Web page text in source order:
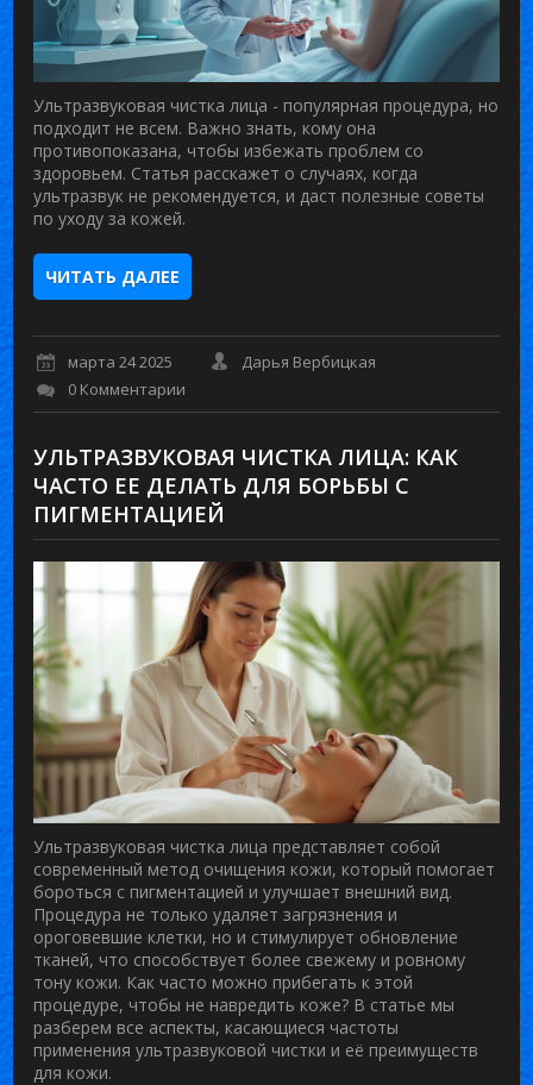
Ультразвуковая чистка лица - популярная процедура, но
подходит не всем. Важно знать, кому она
противопоказана, чтобы избежать проблем со
здоровьем. Статья расскажет о случаях, когда
ультразвук не рекомендуется, и даст полезные советы
по уходу за кожей.
ЧИТАТЬ ДАЛЕЕ
марта 24 2025
Дарья Вербицкая
0 Комментарии
УЛЬТРАЗВУКОВАЯ ЧИСТКА ЛИЦА: КАК
ЧАСТО ЕЕ ДЕЛАТЬ ДЛЯ БОРЬБЫ С
ПИГМЕНТАЦИЕЙ
Ультразвуковая чистка лица представляет собой
современный метод очищения кожи, который помогает
бороться с пигментацией и улучшает внешний вид.
Процедура не только удаляет загрязнения и
ороговевшие клетки, но и стимулирует обновление
тканей, что способствует более свежему и ровному
тону кожи. Как часто можно прибегать к этой
процедуре, чтобы не навредить коже? В статье мы
разберем все аспекты, касающиеся частоты
применения ультразвуковой чистки и её преимуществ
для кожи.